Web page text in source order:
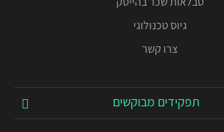
גיוס טכנולוגי
צרו קשר
תפקידים מבוקשים